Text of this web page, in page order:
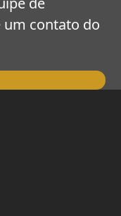
um contato do